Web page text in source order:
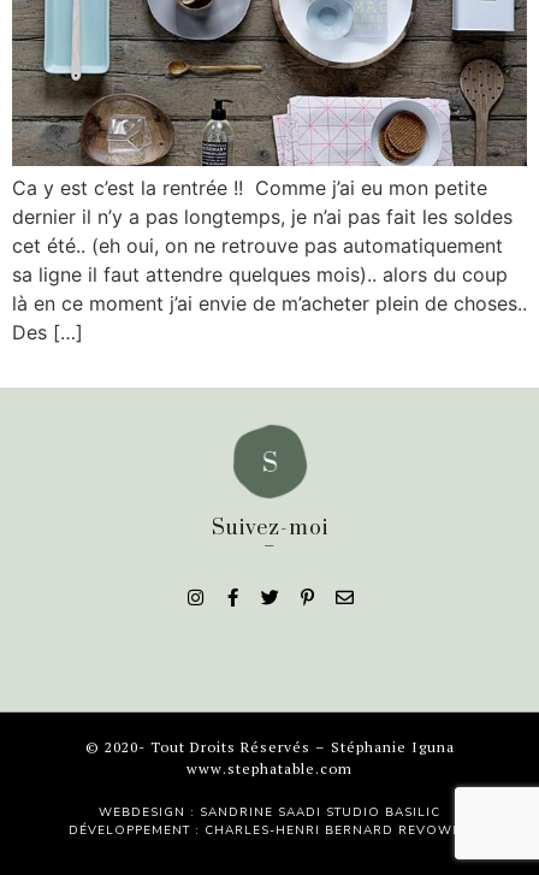
Ca y est c’est la rentrée !! Comme j’ai eu mon petite
dernier il n’y a pas longtemps, je n’ai pas fait les soldes
cet été.. (eh oui, on ne retrouve pas automatiquement
sa ligne il faut attendre quelques mois).. alors du coup
là en ce moment j’ai envie de m’acheter plein de choses..
Des […]
Suivez-moi
_
© 2020- Tout Droits Réservés – Stéphanie Iguna
www.stephatable.com
WEBDESIGN : SANDRINE SAADI STUDIO BASILIC
DÉVELOPPEMENT : CHARLES-HENRI BERNARD REVOWEB